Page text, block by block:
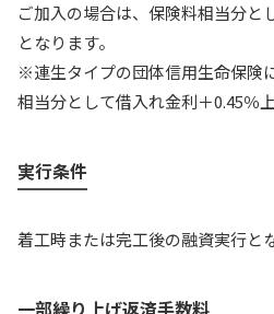
ご加入の場合は、保険料相当分と
となります。
※連生タイプの団体信用生命保険
相当分として借入れ金利＋0.45％
実行条件
着工時または完工後の融資実行と
一部繰り上げ返済手数料